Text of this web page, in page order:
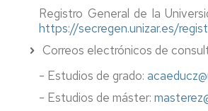
Registro General de la
https://secregen.unizar.es/
Correos electrónicos de
- Estudios de grado:
- Estudios de máster: